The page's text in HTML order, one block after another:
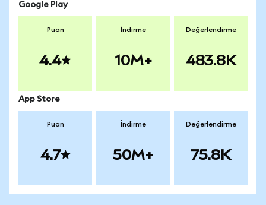
Google Play
Puan
4.4
İndirme
10M+
Değerlendirme
483.8K
App Store
Puan
4.7
İndirme
50M+
Değerlendirme
75.8K